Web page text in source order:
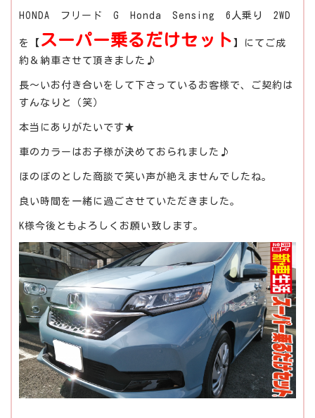
HONDA フリード G Honda Sensing 6人乗り 2WD
を【 スーパー乗るだけセット 】にてご成
約＆納車させて頂きました♪
長～いお付き合いをして下さっているお客様で、ご契約は
すんなりと（笑）
本当にありがたいです★
車のカラーはお子様が決めておられました♪
ほのぼのとした商談で笑い声が絶えませんでしたね。
良い時間を一緒に過ごさせていただきました。
K様今後ともよろしくお願い致します。